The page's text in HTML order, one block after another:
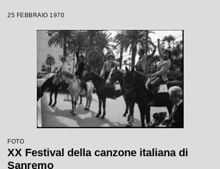
25 FEBBRAIO 1970
FOTO
XX Festival della canzone italiana di
Sanremo